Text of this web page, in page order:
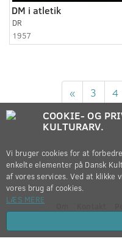
DM i atletik
DR
1957
« 3 4
Copyright ©
COOKIE- OG
KULTURARV.
Vi bruger cookies for at
enkelte elementer på Dansk
af vores services. Ved at klikke
vores brug af cookies.
LÆS MERE